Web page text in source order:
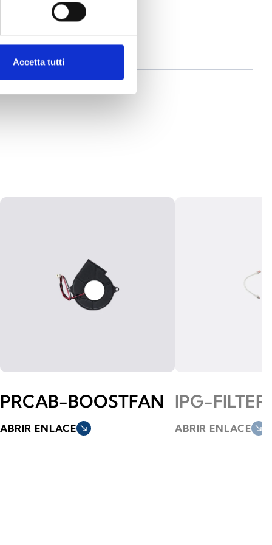
Accetta tutti
PRCAB-BOOSTFAN
ABRIR ENLACE south_east
IPG-
ABRIR ENLACE south_east